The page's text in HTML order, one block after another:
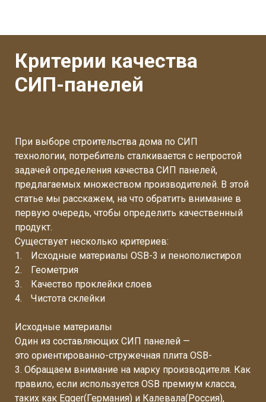
Критерии качества
СИП-панелей
При выборе строительства дома по СИП
технологии, потребитель сталкивается с непростой
задачей определения качества СИП панелей,
предлагаемых множеством производителей. В этой
статье мы расскажем, на что обратить внимание в
первую очередь, чтобы определить качественный
продукт.
Существует несколько критериев:
Исходные материалы OSB-3 и пенополистирол
Геометрия
Качество проклейки слоев
Чистота склейки
Исходные материалы
Один из составляющих СИП панелей —
это ориентированно-стружечная плита OSB-
3. Обращаем внимание на марку производителя. Как
правило, если используется OSB премиум класса,
таких как Egger(Германия) и Калевала(Россия),